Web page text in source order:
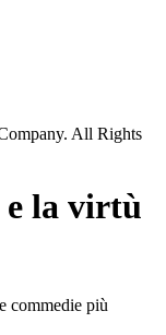
All Rights
e la virtù
commedie più